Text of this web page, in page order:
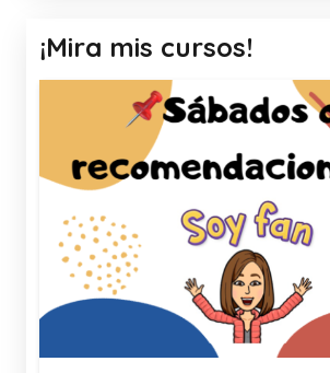
¡Mira mis cursos!